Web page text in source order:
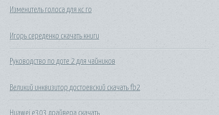
Изменитель голоса для кс го
Игорь середенко скачать книги
Руководство по доте 2 для чайников
Великий инквизитор достоевский скачать fb2
Huawei e303 драйвера скачать